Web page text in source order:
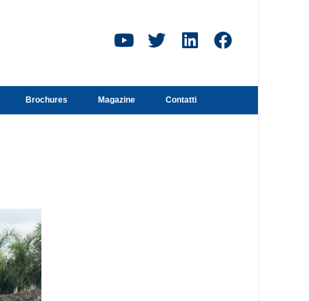
Brochures Magazine Contatti